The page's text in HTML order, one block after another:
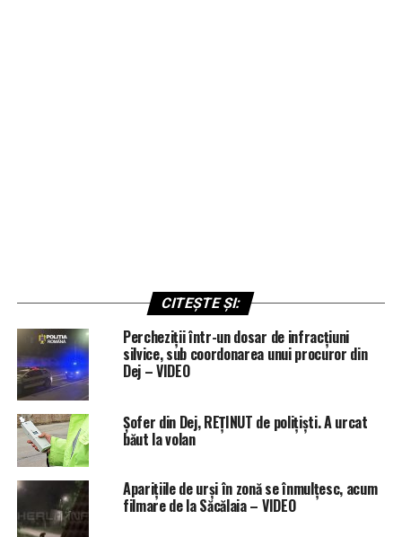
CITEȘTE ȘI:
Percheziții într-un dosar de infracțiuni
silvice, sub coordonarea unui procuror din
Dej – VIDEO
Șofer din Dej, REȚINUT de polițiști. A urcat
băut la volan
Aparițiile de urși în zonă se înmulțesc, acum
filmare de la Săcălaia – VIDEO